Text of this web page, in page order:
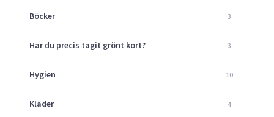
Mitt Konto
Kurser
Klätterväggen
Aktuellt
Böcker 3
Har du precis tagit grönt kort? 3
Hygien 10
Kläder 4